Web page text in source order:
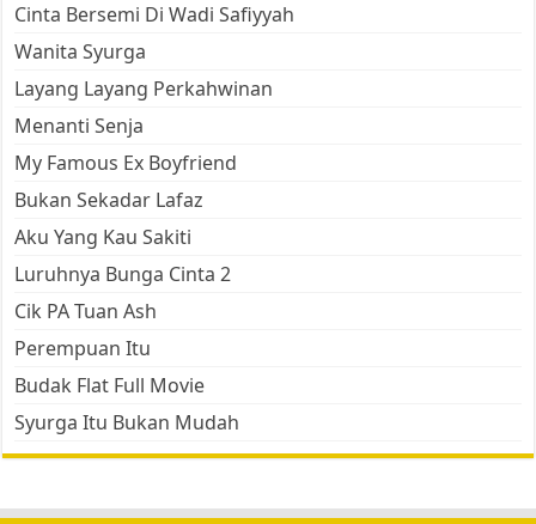
Cinta Bersemi Di Wadi Safiyyah
Wanita Syurga
Layang Layang Perkahwinan
Menanti Senja
My Famous Ex Boyfriend
Bukan Sekadar Lafaz
Aku Yang Kau Sakiti
Luruhnya Bunga Cinta 2
Cik PA Tuan Ash
Perempuan Itu
Budak Flat Full Movie
Syurga Itu Bukan Mudah